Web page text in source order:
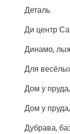
Деталь
Ди центр
Динамо,
Для
Дом у
Дом у
Дубрава,